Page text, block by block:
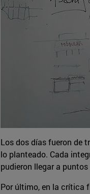
Los dos días fueron de
lo planteado. Cada
pudieron llegar a
Por último, en la crítica